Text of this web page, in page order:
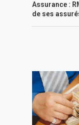
Assurance :
de ses